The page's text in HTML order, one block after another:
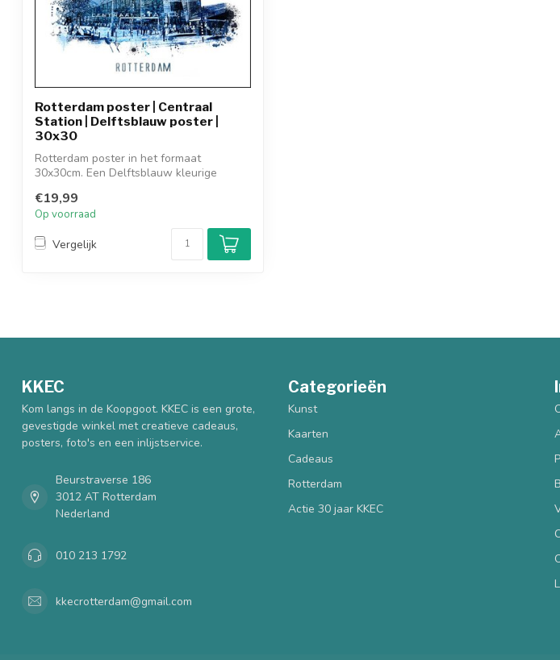
Rotterdam poster | Centraal
Station | Delftsblauw poster |
30x30
Rotterdam poster in het formaat
30x30cm. Een Delftsblauw kleurige
€19,99
Op voorraad
Vergelijk
KKEC
Kom langs in de Koopgoot. KKEC is een grote,
gevestigde winkel met creatieve cadeaus,
posters, foto's en een inlijstservice.
Beurstraverse 186
3012 AT Rotterdam
Nederland
010 213 1792
kkecrotterdam@gmail.com
Categorieën
Kunst
Kaarten
Cadeaus
Rotterdam
Actie 30 jaar KKEC